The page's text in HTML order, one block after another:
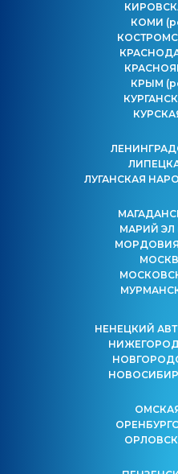
КОМИ
КРЫМ
ЛУГАНСКАЯ
МАРИЙ ЭЛ
МОРДОВИЯ
НЕНЕЦКИЙ